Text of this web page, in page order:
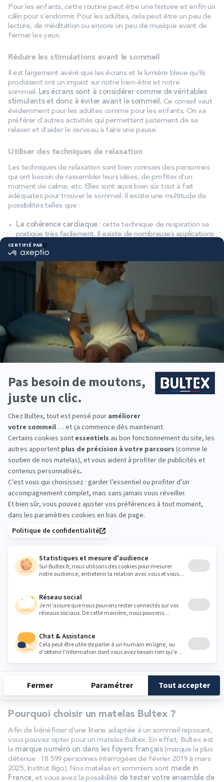
Pour les enfants, cette routine peut être une histoire et enfin un
câlin pour s’endormir. Pour les adultes, cela peut être un peu de
lecture, de méditation ou encore un peu de musique avant de
fermer les yeux.
Réduire les stimulations avant le sommeil
Il est largement avéré que les écrans et la lumière bleue qu’ils
produisent ont un impact sur notre bien-être et notre
sommeil. Les écrans sont à considérer comme de véritables
stimulants et donc à éviter avant le sommeil. Ce conseil vaut
évidemment pour les adultes comme pour les enfants. On va
préférer d’autres activités qui permettent justement de se
relaxer et d’aider le cerveau à faire une pause.
Utiliser des techniques de relaxation
Les techniques de relaxation sont bien connues des personnes
qui ont besoin de rassembler leurs idées, de profiter d’un
moment de calme, etc. Elles sont aussi bien sûr tout à fait
adéquates pour trouver le sommeil. Il existe une multitude de
possibilités telles que :
La cohérence cardiaque: cette technique de respiration se
pratique très facilement. Il existe de nombreuses applications
qui servent de guide dans sa pratique. Elles permettent de
savoir à quel rythme inspirer puis expirer pour que cela soit
efficace.
La méditation : il en existe de nombreuses formes. Elle peut
se pratiquer en toute autonomie ou de manière guidée ici
aussi grâce à un audio ou une application.
La sophrologie: les exercices de respiration et de
visualisation propres à la sophrologie sont très utiles pour
trouver le sommeil. Il existe des vidéos en ligne qui propose
différentes pratiques, mais il est également possible de
prendre rendez-vous avec un sophrologue pour des séances
sur mesure.
l’auto-hypnose est aussi un très bon moyen de
voyage imaginaire sur mesure et enregistré. Il est alors
possible de le réécouter chez soi le soir pour s’endormir.
Choisir une literie dans laquelle on se sent bien
Le choix d’une literie de qualité va évidemment participer à un
matelaset son sommiersont encore en bon état et
conviennent à ses besoins en matière de confort. Si ce n’est pas
le cas, il est préférable de miser sur un
adapté à sa morphologie, et sa préférence en matière de
confort.
Quelles options de traitements pour les
afind’établir un diagnostic. En cas de troubles du sommeil
associés et ne pouvant pas être apaisés par la mise en place de
changements dans le quotidien, plusieurs solutions sont
La thérapie cognitivo-comportementale: elle est souvent
indiquée dans les cas de TDAH et de troubles du sommeil
proposant cette approche.
Les traitements pour le sommeil: il existe des traitements à
base de plantes, mais aussi des solutions médicamenteuses
dédiées à améliorer la qualité du sommeil, ils peuvent
également être prescrits si nécessaire par un professionnel
de santé.
Pourquoi choisir un matelas Bultex ?
Afin de bénéficier d’une literie adaptée à un sommeil reposant,
vous pouvez opter pour un matelas Bultex. En effet, Bultex est
la marque numéro un dans les foyers français(marque la plus
détenue : 18 599 personnes interrogées de février 2019 à mars
2025, Institut Iligo). Nos matelas et sommiers sont made in
France, et vous avez la possibilité de tester votre ensemble de